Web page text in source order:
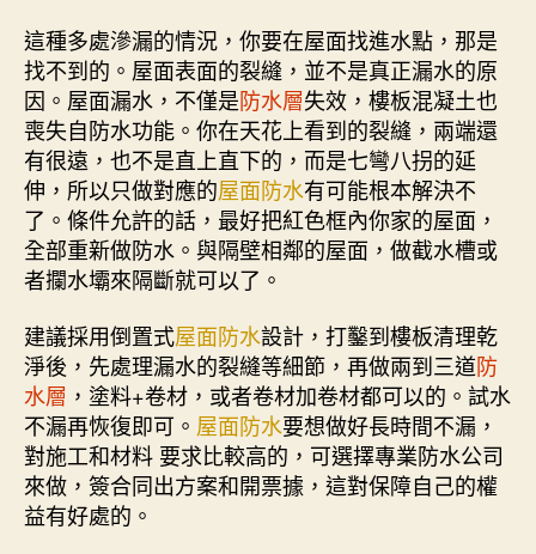
這種多處滲漏的情況，你要在屋面找進水點，那是
找不到的。屋面表面的裂縫，並不是真正漏水的原
因。屋面漏水，不僅是防水層失效，樓板混凝土也
喪失自防水功能。你在天花上看到的裂縫，兩端還
有很遠，也不是直上直下的，而是七彎八拐的延
伸，所以只做對應的屋面防水有可能根本解決不
了。條件允許的話，最好把紅色框內你家的屋面，
全部重新做防水。與隔壁相鄰的屋面，做截水槽或
者攔水壩來隔斷就可以了。
建議採用倒置式屋面防水設計，打鑿到樓板清理乾
淨後，先處理漏水的裂縫等細節，再做兩到三道防
水層 ，塗料+卷材，或者卷材加卷材都可以的。試水
不漏再恢復即可。 屋面防水要想做好長時間不漏，
對施工和材料 要求比較高的，可選擇專業防水公司
來做，簽合同出方案和開票據，這對保障自己的權
益有好處的。